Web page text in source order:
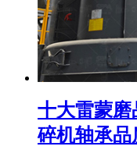
十大雷蒙磨
碎机轴承